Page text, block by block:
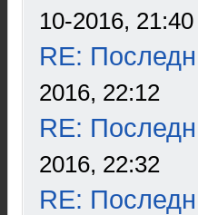
10-2016, 21:40
RE:
2016, 22:12
RE:
2016, 22:32
RE: